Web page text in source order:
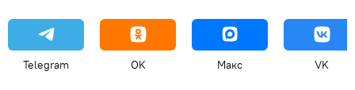
Telegram OK Макс VK